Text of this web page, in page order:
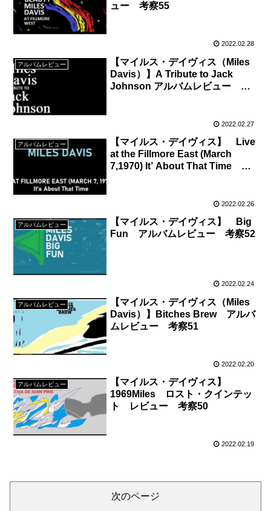
ュー 考察55
2022.02.28
アルバムレビュー
【マイルス・デイヴィス（Miles
Davis）】A Tribute to Jack
Johnson アルバムレビュー 考
2022.02.27
アルバムレビュー
【マイルス・デイヴィス】 Live
at the Fillmore East (March
7,1970) It’ About That Time ア
2022.02.26
アルバムレビュー
【マイルス・デイヴィス】 Big
Fun アルバムレビュー 考察52
2022.02.24
アルバムレビュー
【マイルス・デイヴィス（Miles
Davis）】Bitches Brew アルバ
ムレビュー 考察51
2022.02.20
アルバムレビュー
【マイルス・デイヴィス】
1969Miles ロスト・クインテッ
ト レビュー 考察50
2022.02.19
次のページ